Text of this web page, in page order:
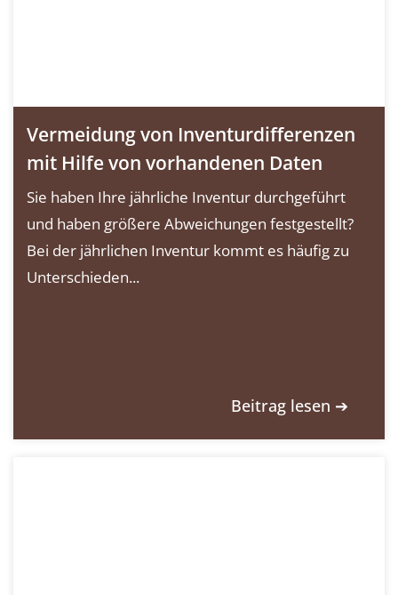
Vermeidung von Inventurdifferenzen
mit Hilfe von vorhandenen Daten
Sie haben Ihre jährliche Inventur durchgeführt
und haben größere Abweichungen festgestellt?
Bei der jährlichen Inventur kommt es häufig zu
Unterschieden...
Beitrag lesen ➔